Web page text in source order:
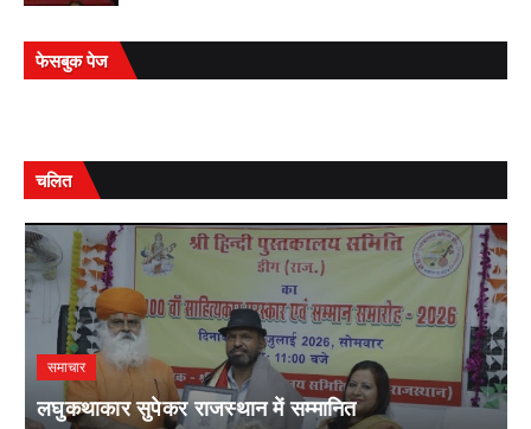
फेसबुक पेज
चलित
समाचार
लघुकथाकार सुपेकर राजस्थान में सम्मानित